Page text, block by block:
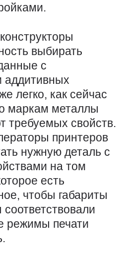
выбирать
с
аддитивных
легко, как сейчас
маркам металлы
требуемых свойств.
принтеров
нужную деталь с
на том
есть
чтобы габариты
режимы печати